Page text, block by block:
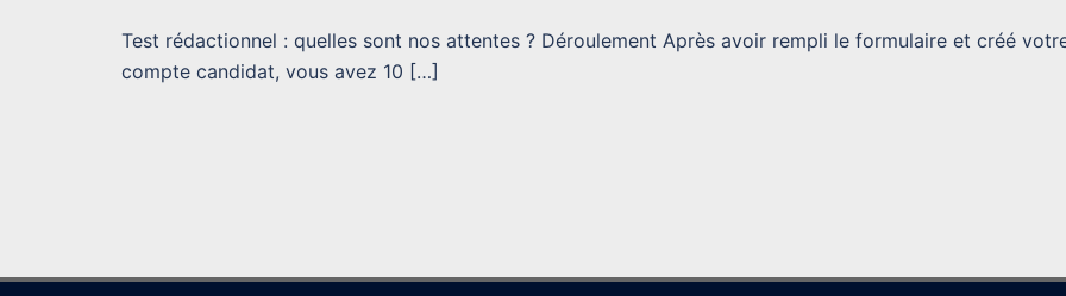
Test rédactionnel : quelles sont nos attentes ? Déroulement Après avoir rempli le formulaire et créé
compte candidat, vous avez 10 […]